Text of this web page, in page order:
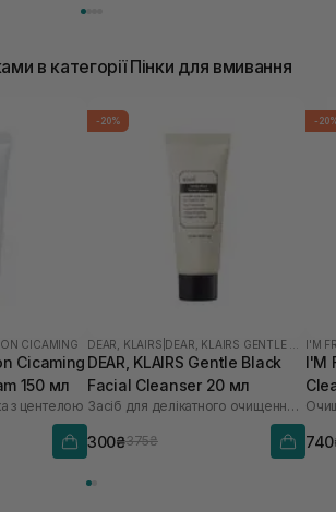
в категорії Пінки для вмивання
CICAMING
Cicaming
150 мл
з центелою
-20%
DEAR, KLAIRS
DEAR, KLAIRS Gentle Black
Facial Cleanser 20 мл
Засіб для делікатного очищення обличчя
300₴375₴
-
I'M
I'M